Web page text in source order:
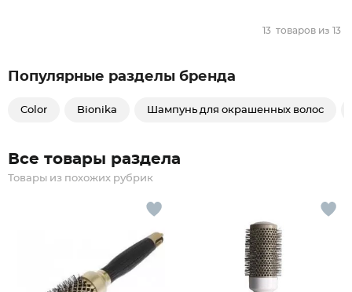
13 товаров из 13
Популярные разделы бренда
Color Bionika Шампунь для окрашенных волос
Все товары раздела
Товары из похожих рубрик